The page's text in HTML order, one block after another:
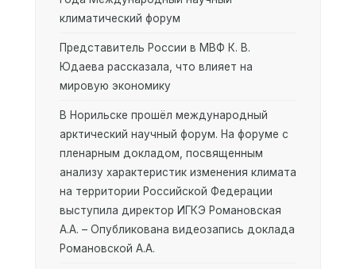
климатический форум
Представитель России в МВФ К. В.
Юдаева рассказала, что влияет на
мировую экономику
В Норильске прошёл международный
арктический научный форум. На форуме с
пленарным докладом, посвященным
анализу характеристик изменения климата
на территории Российской Федерации
выступила директор ИГКЭ Романовская
А.А. – Опубликована видеозапись доклада
Романовской А.А.